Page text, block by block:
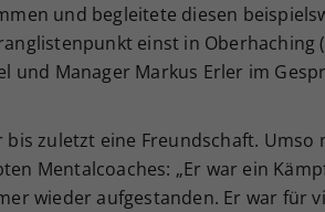
und begleitete diesen
einst in Oberhaching
und Manager Markus Erler im
zuletzt eine Freundschaft. Umso
Mentalcoaches: „Er war ein
wieder aufgestanden. Er war für